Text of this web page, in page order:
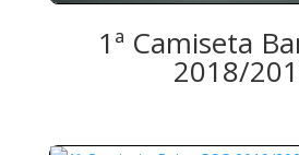
1ª Camiseta
2018/